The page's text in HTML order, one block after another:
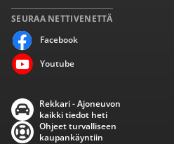
SEURAA NETTIVENETTÄ
Facebook
Youtube
Rekkari - Ajoneuvon
kaikki tiedot heti
Ohjeet turvalliseen
kaupankäyntiin